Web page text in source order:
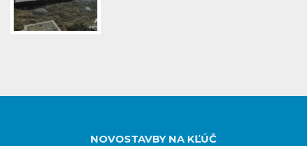
NOVOSTAVBY NA KĽÚČ